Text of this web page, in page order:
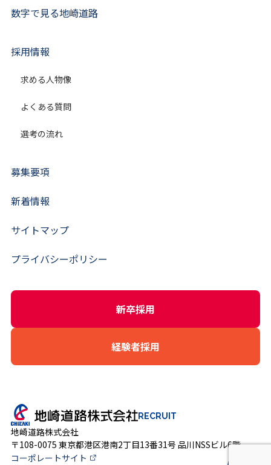
数字で見る地崎道路
採用情報
求める人物像
よくある質問
選考の流れ
募集要項
新着情報
サイトマップ
プライバシーポリシー
新卒採用
経験者採用
RECRUIT
地崎道路株式会社
〒108-0075 東京都港区港南2丁目13番31号 品川NSSビル6階
コーポレートサイト